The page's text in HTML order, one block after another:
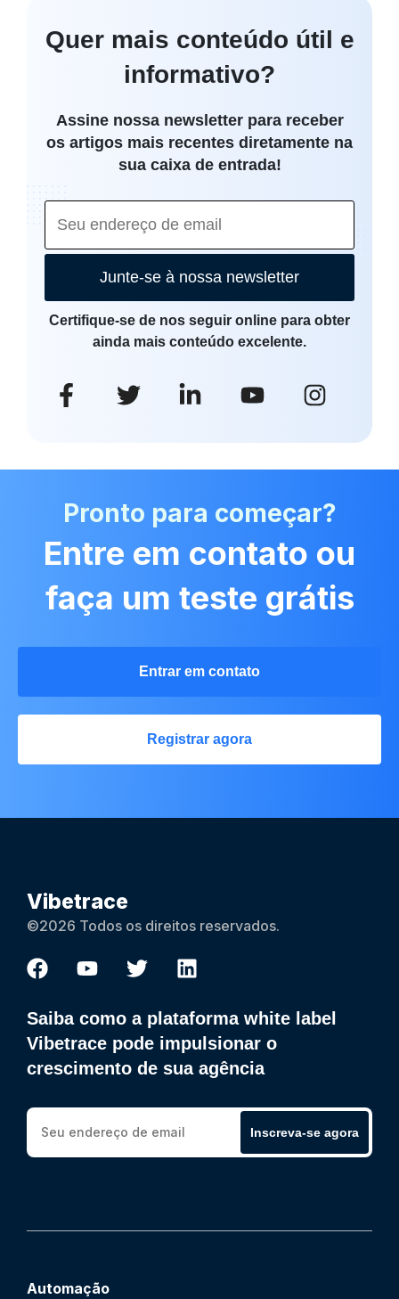
Quer mais conteúdo útil e
informativo?
Assine nossa newsletter para receber
os artigos mais recentes diretamente na
sua caixa de entrada!
Junte-se à nossa newsletter
Certifique-se de nos seguir online para obter
ainda mais conteúdo excelente.
Pronto para começar?
Entre em contato ou
faça um teste grátis
Entrar em contato
Registrar agora
Vibetrace
©2026 Todos os direitos reservados.
Saiba como a plataforma white label
Vibetrace pode impulsionar o
crescimento de sua agência
Inscreva-se agora
Automação